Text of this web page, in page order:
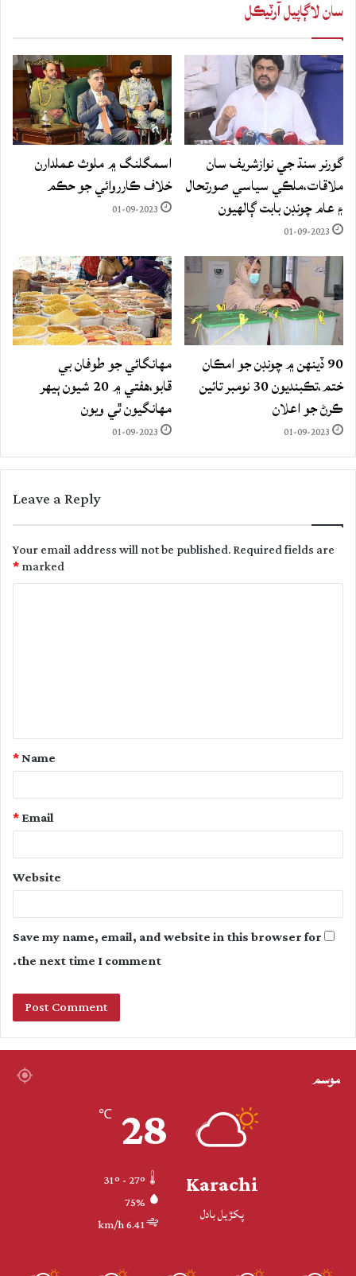
سان لاڳاپيل آرٽيڪل
گورنر سنڌ جي نوازشريف سان
ملاقات،ملڪي سياسي صورتحال
۽ عام چونڊن بابت ڳالهيون
01-09-2023
اسمگلنگ ۾ ملوث عملدارن
خلاف ڪارروائي جو حڪم
01-09-2023
90 ڏينهن ۾ چونڊن جو امڪان
ختم،تڪبنديون 30 نومبر تائين
ڪرڻ جو اعلان
01-09-2023
مهانگائي جو طوفان بي
قابو،هفتي ۾ 20 شيون ٻيهر
مهانگيون ٿي ويون
01-09-2023
Leave a Reply
Your email address will not be published.Required fields are
marked
*
t
Name
*
Email
*
Website
Save my name, email, and website in this browser for
the next time I comment.
موسم
Karachi
پکڙيل بادل
28
℃
75%
6.41 km/h